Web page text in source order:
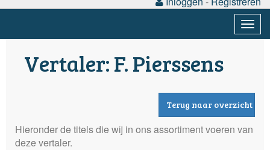
Vertaler: F. Pierssens
Terug naar overzicht
Hieronder de titels die wij in ons assortiment voeren van
deze vertaler.